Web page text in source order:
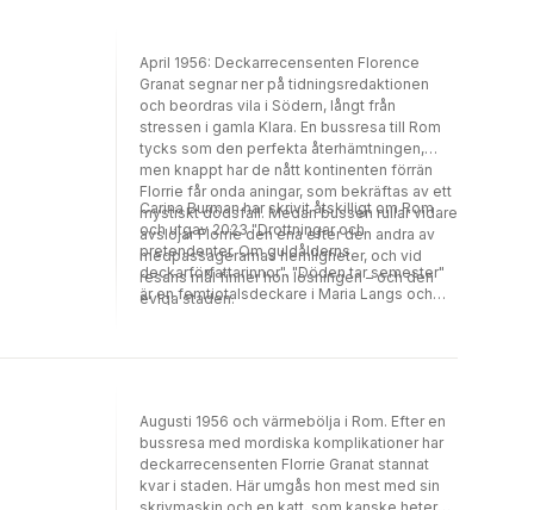
April 1956: Deckarrecensenten Florence
Granat segnar ner på tidningsredaktionen
och beordras vila i Södern, långt från
stressen i gamla Klara. En bussresa till Rom
tycks som den perfekta återhämtningen,
men knappt har de nått kontinenten förrän
Florrie får onda aningar, som bekräftas av ett
mystiskt dödsfall. Medan bussen rullar vidare
avslöjar Florrie den ena efter den andra av
medpassagerarnas hemligheter, och vid
resans mål finner hon lösningen – och den
eviga staden.
Carina Burman har skrivit åtskilligt om Rom
och utgav 2023 "Drottningar och
pretendenter. Om guldålderns
deckarförfattarinnor". "Döden tar semester"
är en femtiotalsdeckare i Maria Langs och
Augusti 1956 och värmebölja i Rom. Efter en
bussresa med mordiska komplikationer har
deckarrecensenten Florrie Granat stannat
kvar i staden. Här umgås hon mest med sin